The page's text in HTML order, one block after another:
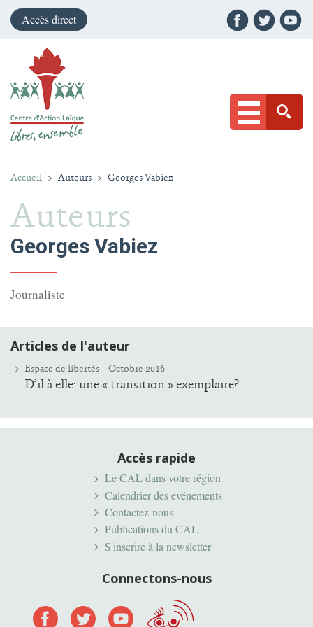
Accès direct
Accueil > Auteurs > Georges Vabiez
Auteurs
Georges Vabiez
Journaliste
Articles de l'auteur
Espace de libertés – Octobre 2016
D’il à elle: une « transition » exemplaire?
Accès rapide
Le CAL dans votre région
Calendrier des événements
Contactez-nous
Publications du CAL
S'inscrire à la newsletter
Connectons-nous